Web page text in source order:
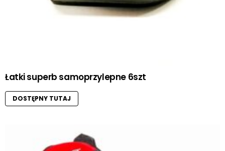
Łatki superb samoprzylepne 6szt
DOSTĘPNY TUTAJ